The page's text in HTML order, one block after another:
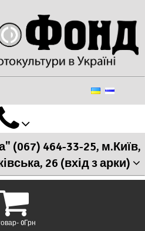
(067) 464-33-25, м.Київ,
26 (вхід з арки)
0Грн